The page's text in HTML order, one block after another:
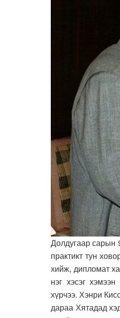
Долдугаар сарын
практикт тун
хийж, дипломат
нэг хэсэг
хүрчээ. Хэнри
дараа Хятадад